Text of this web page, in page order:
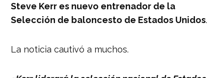
Steve Kerr es nuevo entrenador de la
Selección de baloncesto de Estados Unidos.
La noticia cautivó a muchos.